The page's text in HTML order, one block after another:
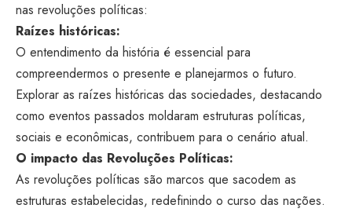
nas revoluções políticas:
Raízes históricas:
O entendimento da história é essencial para
compreendermos o presente e planejarmos o futuro.
Explorar as raízes históricas das sociedades, destacando
como eventos passados moldaram estruturas políticas,
sociais e econômicas, contribuem para o cenário atual.
O impacto das Revoluções Políticas:
As revoluções políticas são marcos que sacodem as
estruturas estabelecidas, redefinindo o curso das nações.